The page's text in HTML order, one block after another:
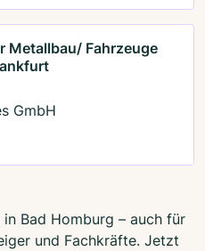
Metallbau/ Fahrzeuge
GmbH
Bad Homburg – auch für
und Fachkräfte. Jetzt